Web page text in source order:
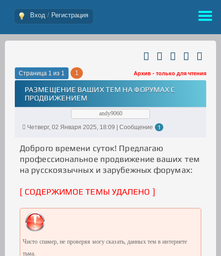
Вход / Регистрация
Страница 1 из 1 1 Архив - только для чтения
РАЗМЕЩЕНИЕ ВАШИХ ТЕМ НА ФОРУМАХ С
ПРОДВИЖЕНИЕМ
andy9060
Четверг, 02 Января 2025, 18:09 | Сообщение
1
Доброго времени суток! Предлагаю
профессиональное продвижение ваших тем
на русскоязычных и зарубежных форумах:
[ СОДЕРЖИМОЕ ТЕМЫ УДАЛЕНО ]
Чисто спамер, не проверяя могу сказать, данных тем в интернете
тьма.